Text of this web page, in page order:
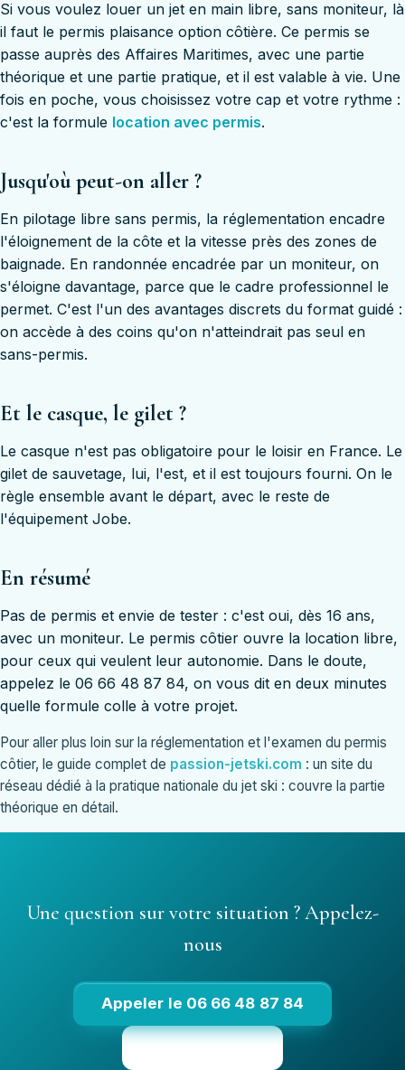
Si vous voulez louer un jet en main libre, sans moniteur, là
il faut le permis plaisance option côtière. Ce permis se
passe auprès des Affaires Maritimes, avec une partie
théorique et une partie pratique, et il est valable à vie. Une
fois en poche, vous choisissez votre cap et votre rythme :
c'est la formule location avec permis.
Jusqu'où peut-on aller ?
En pilotage libre sans permis, la réglementation encadre
l'éloignement de la côte et la vitesse près des zones de
baignade. En randonnée encadrée par un moniteur, on
s'éloigne davantage, parce que le cadre professionnel le
permet. C'est l'un des avantages discrets du format guidé :
on accède à des coins qu'on n'atteindrait pas seul en
sans-permis.
Et le casque, le gilet ?
Le casque n'est pas obligatoire pour le loisir en France. Le
gilet de sauvetage, lui, l'est, et il est toujours fourni. On le
règle ensemble avant le départ, avec le reste de
l'équipement Jobe.
En résumé
Pas de permis et envie de tester : c'est oui, dès 16 ans,
avec un moniteur. Le permis côtier ouvre la location libre,
pour ceux qui veulent leur autonomie. Dans le doute,
appelez le 06 66 48 87 84, on vous dit en deux minutes
quelle formule colle à votre projet.
Pour aller plus loin sur la réglementation et l'examen du permis
côtier, le guide complet de passion-jetski.com : un site du
réseau dédié à la pratique nationale du jet ski : couvre la partie
théorique en détail.
Une question sur votre situation ? Appelez-
nous
Appeler le 06 66 48 87 84